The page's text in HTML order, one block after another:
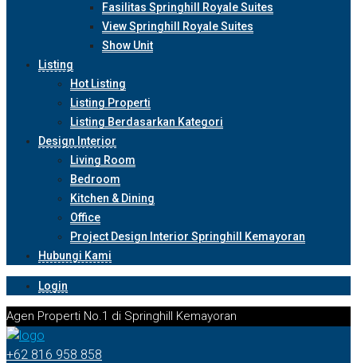
Fasilitas Springhill Royale Suites
View Springhill Royale Suites
Show Unit
Listing
Hot Listing
Listing Properti
Listing Berdasarkan Kategori
Design Interior
Living Room
Bedroom
Kitchen & Dining
Office
Project Design Interior Springhill Kemayoran
Hubungi Kami
Login
Agen Properti No.1 di Springhill Kemayoran
+62 816 958 858